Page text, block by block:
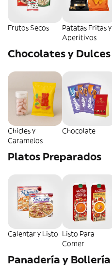
Frutos Secos
Patatas Fritas y
Aperitivos
Chocolates y Dulces
Chicles y
Caramelos
Chocolate
Platos Preparados
Calentar y Listo Listo Para
Comer
Panadería y Bollería